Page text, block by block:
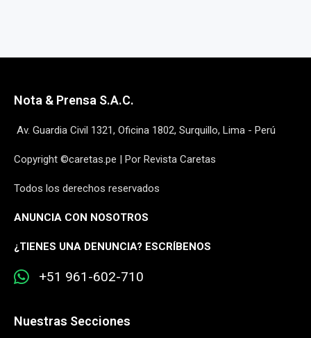
Nota & Prensa S.A.C.
Av. Guardia Civil 1321, Oficina 1802, Surquillo, Lima - Perú
Copyright ©caretas.pe | Por Revista Caretas
Todos los derechos reservados
ANUNCIA CON NOSOTROS
¿TIENES UNA DENUNCIA? ESCRÍBENOS
+51 961-602-710
Nuestras Secciones